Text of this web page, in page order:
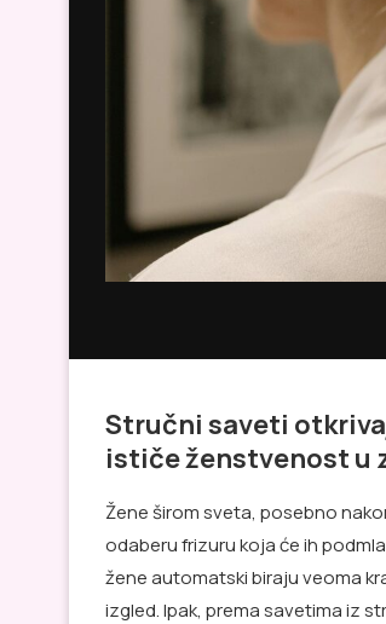
Stručni saveti
ističe ženstvenost u
Žene širom sveta, posebno
odaberu frizuru koja će ih
žene automatski biraju veoma
izgled. Ipak, prema savetima iz